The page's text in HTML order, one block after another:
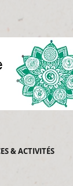
& ACTIVITÉS